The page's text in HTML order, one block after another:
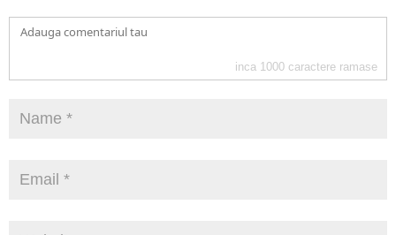
inca 1000 caractere ramase